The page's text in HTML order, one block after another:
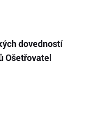
dovedností
Ošetřovatel